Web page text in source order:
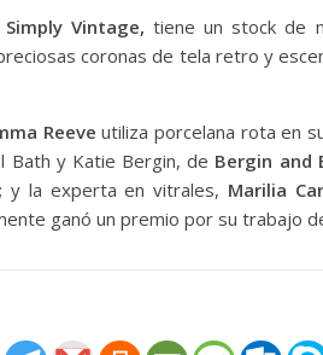
Simply Vintage, tiene un stock de
coronas de tela retro y
Reeve utiliza porcelana rota en
Bath y Katie Bergin, de Bergin and
y la experta en vitrales, Marilia
ganó un premio por su trabajo